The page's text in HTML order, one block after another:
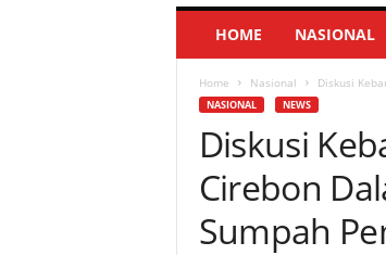
HOME NASIONAL
Home Nasional Diskusi
NASIONAL NEWS
Diskusi
Cirebon
Sumpah